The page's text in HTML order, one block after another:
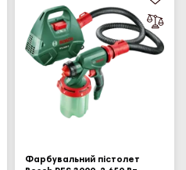
Фарбувальний пістолет